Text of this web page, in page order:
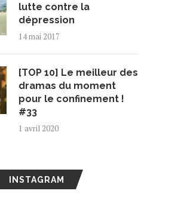
lutte contre la
dépression
14 mai 2017
[TOP 10] Le meilleur des
dramas du moment
pour le confinement !
#33
1 avril 2020
INSTAGRAM